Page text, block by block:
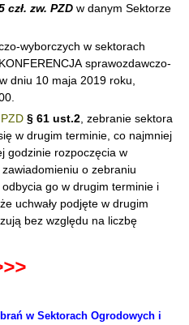
czł. zw. PZD w danym Sektorze
wyborczych w sektorach
sprawozdawczo-
dniu 10 maja 2019 roku,
§ 61 ust.2, zebranie sektora
w drugim terminie, co najmniej
godzinie rozpoczęcia w
o zebraniu
go w drugim terminie i
uchwały podjęte w drugim
bez względu na liczbę
w Sektorach Ogrodowych i